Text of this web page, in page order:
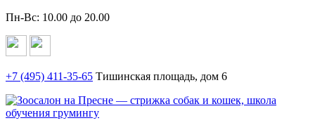
Пн-Вс: 10.00 до 20.00
+7 (495) 411-35-65 Тишинская площадь, дом 6